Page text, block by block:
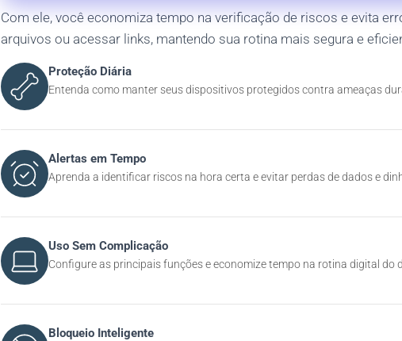
Com ele, você economiza tempo na verificação de riscos e evita
arquivos ou acessar links, mantendo sua rotina mais segura e
Proteção Diária
Entenda como manter seus dispositivos protegidos contra ameaças
Alertas em Tempo
Aprenda a identificar riscos na hora certa e evitar perdas de dados e
Uso Sem Complicação
Configure as principais funções e economize tempo na rotina digital do
Bloqueio Inteligente